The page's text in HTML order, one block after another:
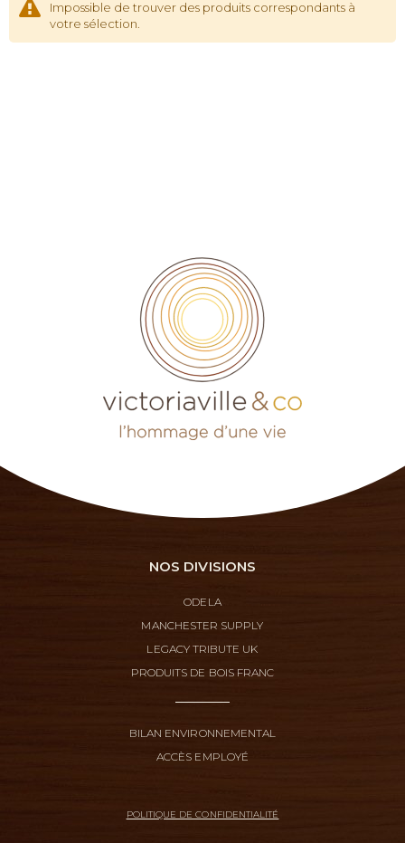
Impossible de trouver des produits correspondants à
votre sélection.
NOS DIVISIONS
ODELA
MANCHESTER SUPPLY
LEGACY TRIBUTE UK
PRODUITS DE BOIS FRANC
BILAN ENVIRONNEMENTAL
ACCÈS EMPLOYÉ
POLITIQUE DE CONFIDENTIALITÉ